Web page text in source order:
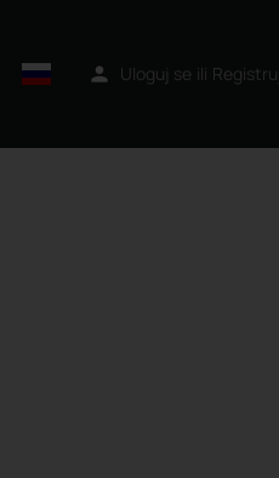
Uloguj se ili